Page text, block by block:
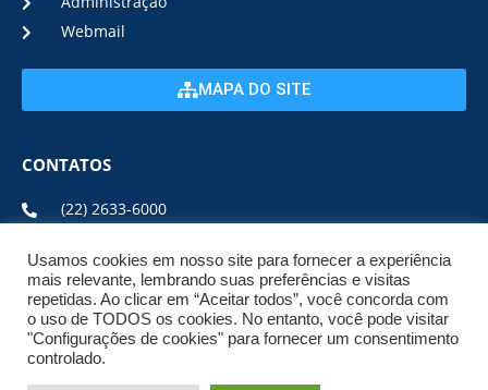
Webmail
MAPA DO SITE
CONTATOS
(22) 2633-6000
ENDEREÇO E HORÁRIO
ESTRADA DA USINA, Nº 600 CENTRO, CEP: 28950-000
DE SEGUNDA A SEXTA DE 08:00 ÀS 17:00
Usamos cookies em nosso site para fornecer a experiência
mais relevante, lembrando suas preferências e visitas
repetidas. Ao clicar em “Aceitar todos”, você concorda com
o uso de TODOS os cookies. No entanto, você pode visitar
"Configurações de cookies" para fornecer um consentimento
controlado.